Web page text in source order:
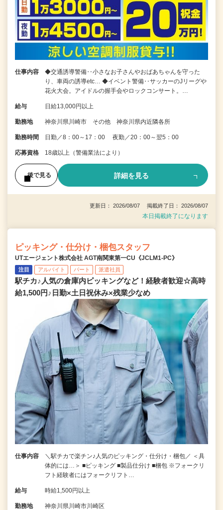
仕事内容
◆交通誘導警備‥小さなお子さんやおばあちゃんを守った
り、車両の誘導etc… ◆イベント警備‥サッカーのJリーグや
花火大会。アイドルの握手会やロックコンサート。…
給与 日給13,000円以上
勤務地 神奈川県川崎市 その他 神奈川県内近隣各所
勤務時間 日勤／8：00～17：00 夜勤／20：00～翌5：00
応募資格 18歳以上（警備業法により）
後で見る 詳細を見る
更新日： 2026/08/07 掲載終了日： 2026/08/07
本日掲載終了になります
ピッキング・仕分け・梱包スタッフ
UTエージェント株式会社 AGT南関東第一CU《JCLM1-PC》
注目 アルバイト パート 派遣社員
駅チカ♪人気の倉庫内ピッキングなど！経験者歓迎☆高時
給1,500円♪日勤×土日祝休み×残業少なめ
仕事内容
＼駅チカで楽チン♪人気のピッキング・仕分け・梱包／ ＜具
体的には…＞ ■ピッキング ■製品仕分け ■梱包 ※フォークリ
フト経験者にはフォークリフト…
給与 時給1,500円以上
勤務地 神奈川県川崎市川崎区